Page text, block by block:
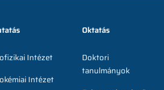
Intézet
Intézet
Oktatás
Doktori
tanulmányok